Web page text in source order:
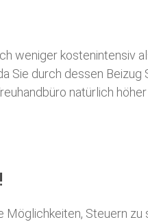
weniger kostenintensiv
Sie durch dessen
natürlich
Steuern zu